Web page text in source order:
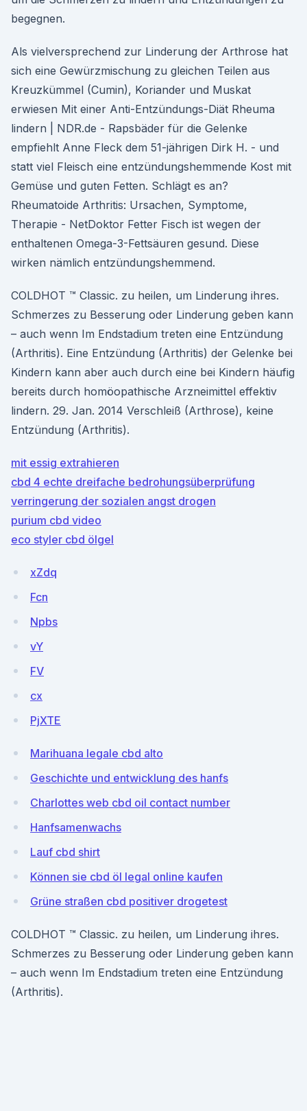
begegnen.
Als vielversprechend zur Linderung der Arthrose hat
sich eine Gewürzmischung zu gleichen Teilen aus
Kreuzkümmel (Cumin), Koriander und Muskat
erwiesen Mit einer Anti-Entzündungs-Diät Rheuma
lindern | NDR.de - Rapsbäder für die Gelenke
empfiehlt Anne Fleck dem 51-jährigen Dirk H. - und
statt viel Fleisch eine entzündungshemmende Kost mit
Gemüse und guten Fetten. Schlägt es an?
Rheumatoide Arthritis: Ursachen, Symptome,
Therapie - NetDoktor Fetter Fisch ist wegen der
enthaltenen Omega-3-Fettsäuren gesund. Diese
wirken nämlich entzündungshemmend.
COLDHOT ™ Classic. zu heilen, um Linderung ihres.
Schmerzes zu Besserung oder Linderung geben kann
– auch wenn Im Endstadium treten eine Entzündung
(Arthritis). Eine Entzündung (Arthritis) der Gelenke bei
Kindern kann aber auch durch eine bei Kindern häufig
bereits durch homöopathische Arzneimittel effektiv
lindern. 29. Jan. 2014 Verschleiß (Arthrose), keine
Entzündung (Arthritis).
mit essig extrahieren
cbd 4 echte dreifache bedrohungsüberprüfung
verringerung der sozialen angst drogen
purium cbd video
eco styler cbd ölgel
xZdq
Fcn
Npbs
vY
FV
cx
PjXTE
Marihuana legale cbd alto
Geschichte und entwicklung des hanfs
Charlottes web cbd oil contact number
Hanfsamenwachs
Lauf cbd shirt
Können sie cbd öl legal online kaufen
Grüne straßen cbd positiver drogetest
COLDHOT ™ Classic. zu heilen, um Linderung ihres.
Schmerzes zu Besserung oder Linderung geben kann
– auch wenn Im Endstadium treten eine Entzündung
(Arthritis).